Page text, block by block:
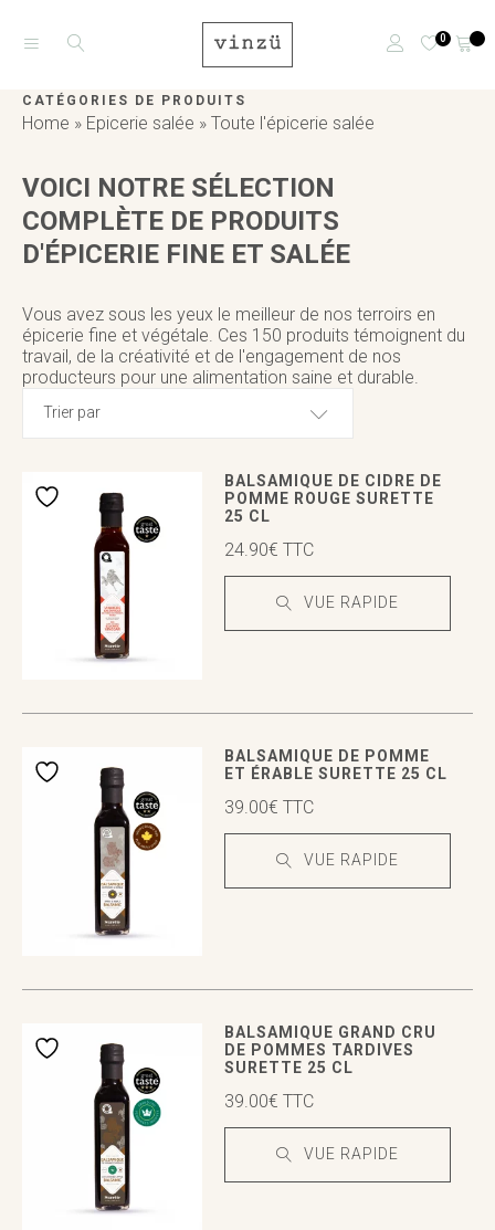
0
CATÉGORIES DE PRODUITS
Home » Epicerie salée » Toute l'épicerie salée
VOICI NOTRE SÉLECTION
COMPLÈTE DE PRODUITS
D'ÉPICERIE FINE ET SALÉE
Vous avez sous les yeux le meilleur de nos terroirs en
épicerie fine et végétale. Ces 150 produits témoignent du
travail, de la créativité et de l'engagement de nos
producteurs pour une alimentation saine et durable.
Trier par
BALSAMIQUE DE CIDRE DE
POMME ROUGE SURETTE
25 CL
24.90€ TTC
VUE RAPIDE
BALSAMIQUE DE POMME
ET ÉRABLE SURETTE 25 CL
39.00€ TTC
VUE RAPIDE
BALSAMIQUE GRAND CRU
DE POMMES TARDIVES
SURETTE 25 CL
39.00€ TTC
VUE RAPIDE